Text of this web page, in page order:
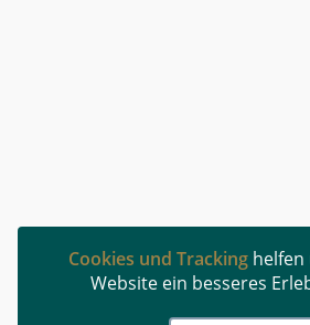
Cookies und Tracking helfen
Website ein besseres